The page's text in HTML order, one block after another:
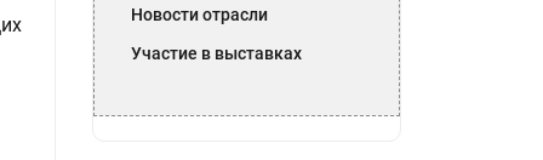
Новости отрасли
Участие в выставках